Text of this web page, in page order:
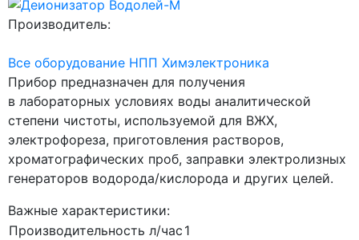
Производитель:
Все оборудование НПП Химэлектроника
Прибор предназначен для получения
в лабораторных условиях воды аналитической
степени чистоты, используемой для ВЖХ,
электрофореза, приготовления растворов,
хроматографических проб, заправки электролизных
генераторов водорода/кислорода и других целей.
Важные характеристики:
Производительность л/час 1